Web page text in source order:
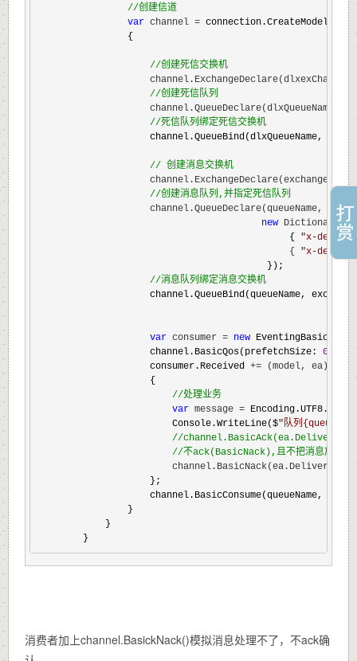
//创建信道
var channel = connection.CreateModel();
                {
//创建死信交换机
//创建死信队列
channel.QueueDeclare(dlxQueueName,
//死信队列绑定死信交换机
channel.QueueBind(dlxQueueName,
// 创建消息交换机
channel.ExchangeDeclare(exchange,
//创建消息队列,并指定死信队列
channel.QueueDeclare(queueName,
new Dictionary<
                                             {
"x-dead-
                                             {
"x-dead-
                                         });
//消息队列绑定消息交换机
channel.QueueBind(queueName,
var consumer = new
                    channel.BasicQos(prefetchSize:
0
,
                    consumer.Received
+= (model, ea) =>
                    {
//处理业务
var message =
                        Console.WriteLine($
" 队列
//
//不ack(BasicNack),且不把消息放回
                    };
channel.BasicConsume(queueName,
                }
            }
        }
消费者加上channel.BasickNack()模拟消息处理不了，不ack确